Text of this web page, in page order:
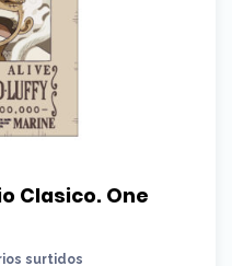
Clasico. One
surtidos